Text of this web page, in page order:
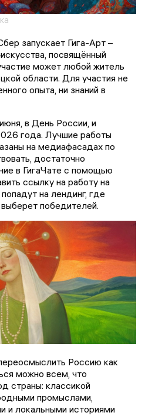
запускает Гига-Арт –
посвящённый
может любой житель
области. Для участия не
опыта, ни знаний в
в День России, и
года. Лучшие работы
на медиафасадах по
достаточно
в ГигаЧате с помощью
ссылку на работу на
на лендинг, где
победителей.
Россию как
можно всем, что
страны: классикой
промыслами,
и локальными историями